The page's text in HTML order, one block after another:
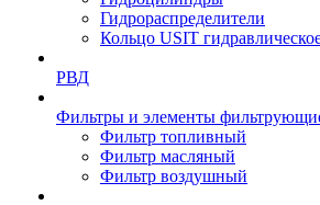
Гидрораспределители
Кольцо USIT
РВД
Фильтры и элементы
Фильтр топливный
Фильтр масляный
Фильтр воздушный